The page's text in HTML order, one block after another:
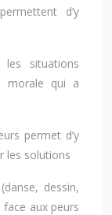
d’y
situations
morale qui a
permet d’y
les solutions
dessin,
aux peurs